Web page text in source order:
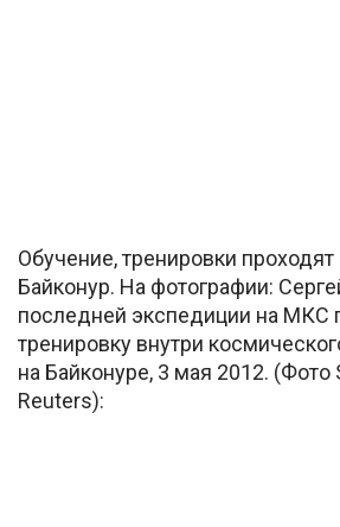
Обучение, тренировки
Байконур. На фотографии:
последней экспедиции на МКС
тренировку внутри
на Байконуре, 3 мая 2012. (Фото
Reuters):